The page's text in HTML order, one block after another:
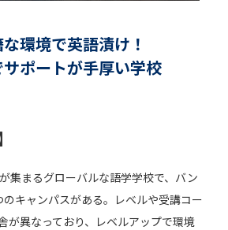
環境で英語漬け！
ポートが手厚い学校
集まるグローバルな語学学校で、バン
キャンパスがある。レベルや受講コー
が異なっており、レベルアップで環境